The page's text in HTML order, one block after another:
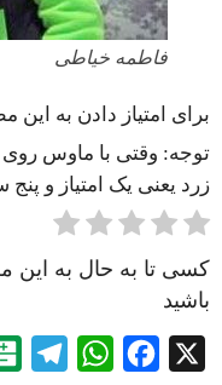
فاطمه خیاطی
برای امتیاز دادن به
توجه: وقتی با ماوس
زرد یعنی یک امتیاز و پنج
کسی تا به حال به این
باشید
X
Facebook